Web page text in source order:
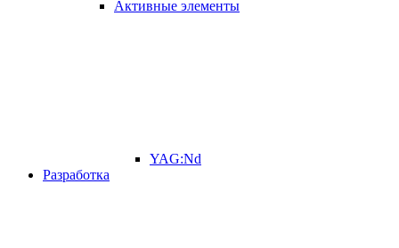
Активные элементы
YAG:Nd
Разработка